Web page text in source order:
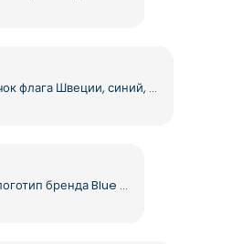
Круглый значок флага Швеции, синий, желтый, круглый, бесплатный PNG
Горизонтальный логотип бренда Blue Cross Blue Shield (бесплатно в формате PNG)